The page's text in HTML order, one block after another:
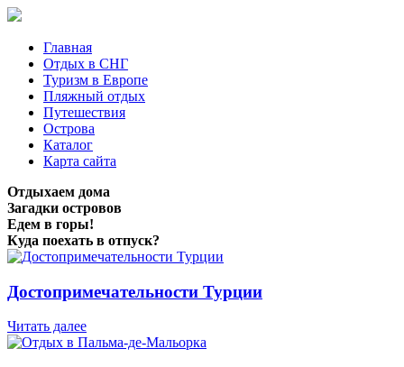
Главная
Отдых в СНГ
Туризм в Европе
Пляжный отдых
Путешествия
Острова
Каталог
Карта сайта
Отдыхаем дома
Загадки островов
Едем в горы!
Куда поехать в отпуск?
Достопримечательности Турции
Читать далее